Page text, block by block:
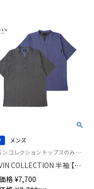
メンズ
ランバン コレクション トップスのみ 部屋着 男性 紳士 ラウンジウェア
COLLECTION 半袖 【M
】 シャンブレー楊柳 日
ンズ パジャマ54464014
格 ¥7,700